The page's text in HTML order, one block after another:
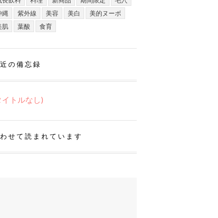
縄
紫外線 美容 美白
美的ヌーボ
肌
葉酸 食育
の備忘録
イトルなし)
せて読まれています